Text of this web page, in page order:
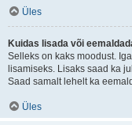
Üles
Kuidas lisada või
Selleks on kaks moodust.
lisamiseks. Lisaks saad ka
Saad samalt lehelt ka
Üles